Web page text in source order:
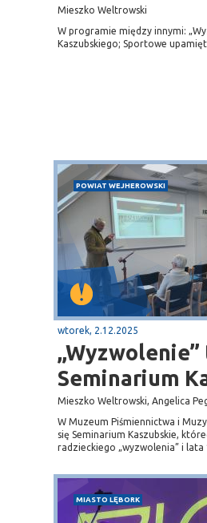
Mieszko Weltrowski
W programie między innymi:
Kaszubskiego; Sportowe
POWIAT WEJHEROWSKI
wtorek, 2.12.2025
Seminarium
Mieszko Weltrowski, Angelica
W Muzeum Piśmiennictwa i
się Seminarium Kaszubskie,
radzieckiego „wyzwolenia” i lata
MIASTO LĘBORK
Sopot
plaża